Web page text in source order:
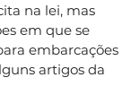
na lei, mas
em que se
embarcações
artigos da